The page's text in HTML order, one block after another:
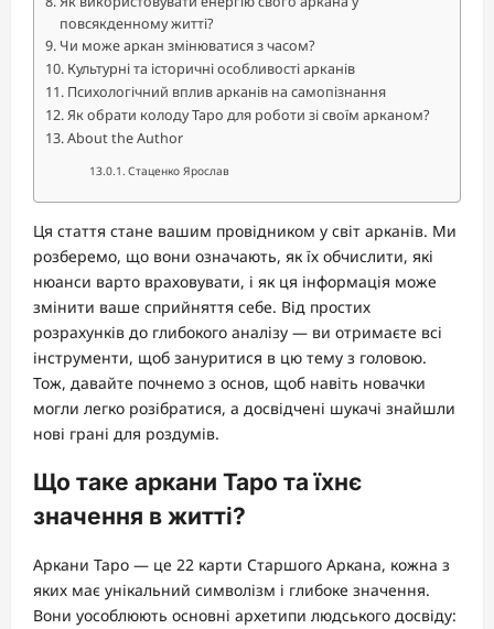
повсякденному житті?
Чи може аркан змінюватися з часом?
Культурні та історичні особливості арканів
Психологічний вплив арканів на самопізнання
Як обрати колоду Таро для роботи зі своїм арканом?
About the Author
Стаценко Ярослав
Ця стаття стане вашим провідником у світ арканів. Ми
розберемо, що вони означають, як їх обчислити, які
нюанси варто враховувати, і як ця інформація може
змінити ваше сприйняття себе. Від простих
розрахунків до глибокого аналізу — ви отримаєте всі
інструменти, щоб зануритися в цю тему з головою.
Тож, давайте почнемо з основ, щоб навіть новачки
могли легко розібратися, а досвідчені шукачі знайшли
нові грані для роздумів.
Що таке аркани Таро та їхнє
значення в житті?
Аркани Таро — це 22 карти Старшого Аркана, кожна з
яких має унікальний символізм і глибоке значення.
Вони уособлюють основні архетипи людського досвіду: